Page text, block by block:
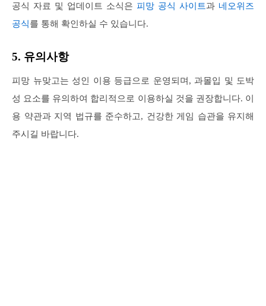
공식 자료 및 업데이트 소식은 피망 공식 사이트과 네오위즈
공식를 통해 확인하실 수 있습니다.
5. 유의사항
피망 뉴맞고는 성인 이용 등급으로 운영되며, 과몰입 및 도박
성 요소를 유의하여 합리적으로 이용하실 것을 권장합니다. 이
용 약관과 지역 법규를 준수하고, 건강한 게임 습관을 유지해
주시길 바랍니다.